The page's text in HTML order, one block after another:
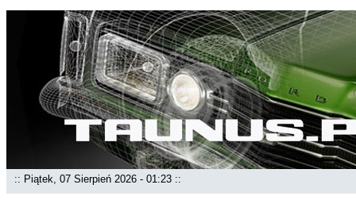
:: Piątek, 07 Sierpień 2026 - 01:23 ::